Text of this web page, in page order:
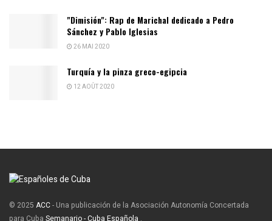
"Dimisión": Rap de Marichal dedicado a Pedro
Sánchez y Pablo Iglesias
26 MAI 2020
Turquía y la pinza greco-egipcia
12 AOÛT 2020
© 2025 ACC- Una publicación de la Asociación Autonomía Concertada